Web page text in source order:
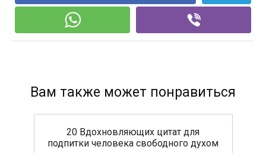
Вам также может понравиться
20 Вдохновляющих цитат для
подпитки человека свободного духом